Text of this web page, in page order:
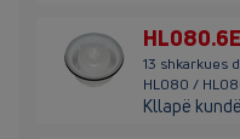
HL080.6E
13 shkarkues
HL080 /
Kllapë